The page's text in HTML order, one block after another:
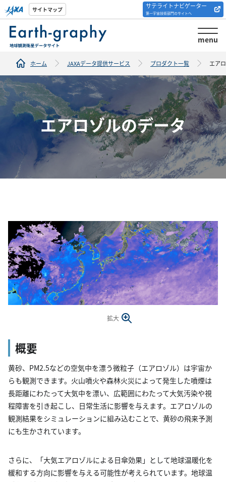
サイトマップ サテライトナビゲーター
第一宇宙技術部門のサイトへ
menu
解析ツール/サイトの
紹介
ホーム JAXAデータ提供サービス プロダクト一覧 エア
エアロゾルのデータ
拡大
概要
黄砂、PM2.5などの空気中を漂う微粒子（エアロゾル）は宇宙か
らも観測できます。火山噴火や森林火災によって発生した噴煙は
長距離にわたって大気中を漂い、広範囲にわたって大気汚染や視
程障害を引き起こし、日常生活に影響を与えます。エアロゾルの
観測結果をシミュレーションに組み込むことで、黄砂の飛来予測
にも生かされています。
さらに、「大気エアロゾルによる日傘効果」として地球温暖化を
緩和する方向に影響を与える可能性が考えられています。地球温